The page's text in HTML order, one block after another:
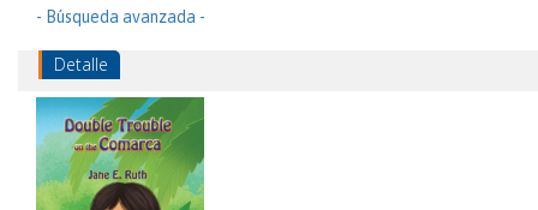
- Búsqueda avanzada -
Detalle